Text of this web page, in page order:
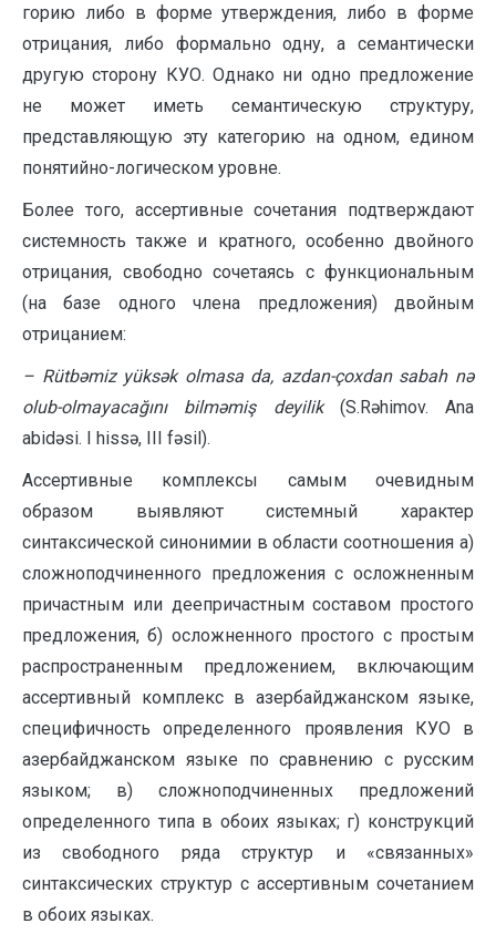
горию либо в форме утверждения, либо в форме
отрицания, либо фор­мально одну, а семантически
другую сторону КУО. Однако ни одно предло­жение
не может иметь семантическую структуру,
представляющую эту категорию на одном, едином
понятийно-логическом уровне.
Более того, ассертивные сочетания подтверждают
системность также и крат­ного, особенно двойного
отрицания, свободно сочетаясь с функцио­наль­ным
(на базе одного члена предложения) двойным
отрицанием:
– Rütbəmiz yüksək olmasa da, azdan-çoxdan sabah nə
olub-olmayacağını bilməmiş deyilik(S.Rəhimov. Ana
abidəsi. I hissə, III fəsil).
Ассертивные комплексы самым очевидным
образом выявляют системный характер
синтаксической синонимии в области соотношения а)
сложнопод­чи­нен­­ного предложения с осложненным
причастным или деепричастным соста­вом простого
предложения, б) осложненного простого с простым
распростра­ненным предложением, включающим
ассертивный комплекс в азербайд­жан­ском языке,
специфичность определенного проявления КУО в
азербайд­жан­ском языке по сравнению с русским
языком; в) сложноподчиненных пред­ло­жений
определенного типа в обоих языках; г) конструкций
из свободного ряда структур и «связанных»
синтаксических структур с ассертивным сочетанием
в обоих языках.